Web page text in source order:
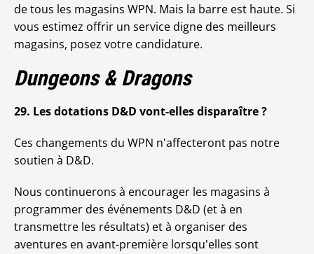
de tous les magasins WPN. Mais la barre est haute. Si
vous estimez offrir un service digne des meilleurs
magasins, posez votre candidature.
Dungeons & Dragons
29. Les dotations D&D vont-elles disparaître ?
Ces changements du WPN n'affecteront pas notre
soutien à D&D.
Nous continuerons à encourager les magasins à
programmer des événements D&D (et à en
transmettre les résultats) et à organiser des
aventures en avant-première lorsqu'elles sont